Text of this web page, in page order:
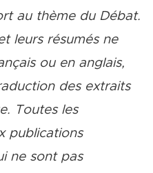
au thème du Débat.
leurs résumés ne
ou en anglais,
des extraits
Toutes les
publications
ne sont pas